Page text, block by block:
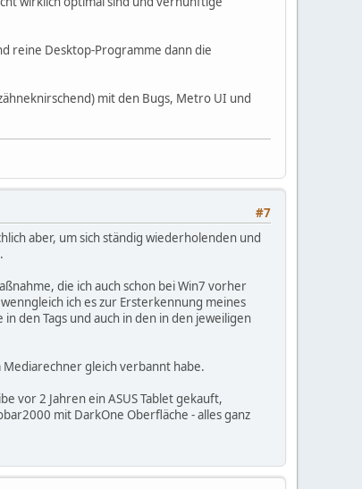
reine Desktop-Programme dann die
mit den Bugs, Metro UI und
#7
aber, um sich ständig wiederholenden und
die ich auch schon bei Win7 vorher
ich es zur Ersterkennung meines
den Tags und auch in den in den jeweiligen
Mediarechner gleich verbannt habe.
vor 2 Jahren ein ASUS Tablet gekauft,
mit DarkOne Oberfläche - alles ganz